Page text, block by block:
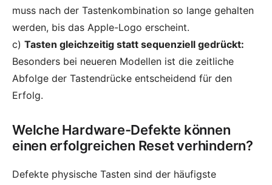
muss nach der Tastenkombination so lange gehalten
werden, bis das Apple-Logo erscheint.
c) Tasten gleichzeitig statt sequenziell gedrückt:
Besonders bei neueren Modellen ist die zeitliche
Abfolge der Tastendrücke entscheidend für den
Erfolg.
Welche Hardware-Defekte können
einen erfolgreichen Reset verhindern?
Defekte physische Tasten sind der häufigste